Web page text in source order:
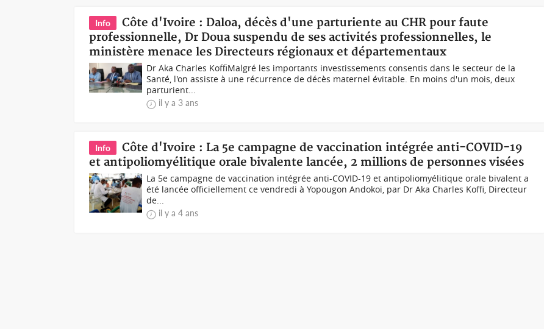
Info
Côte d'Ivoire : Daloa, décès d'une parturiente au CHR pour faute
professionnelle, Dr Doua suspendu de ses activités professionnelles, le
ministère menace les Directeurs régionaux et départementaux
Dr Aka Charles KoffiMalgré les importants investissements consentis dans le secteur de la
Santé, l'on assiste à une récurrence de décès maternel évitable. En moins d'un mois, deux
parturient...
il y a 3 ans
Info
Côte d'Ivoire : La 5e campagne de vaccination intégrée anti-COVID-19
et antipoliomyélitique orale bivalente lancée, 2 millions de personnes visées
La 5e campagne de vaccination intégrée anti-COVID-19 et antipoliomyélitique orale bivalent a
été lancée officiellement ce vendredi à Yopougon Andokoi, par Dr Aka Charles Koffi, Directeur
de...
il y a 4 ans